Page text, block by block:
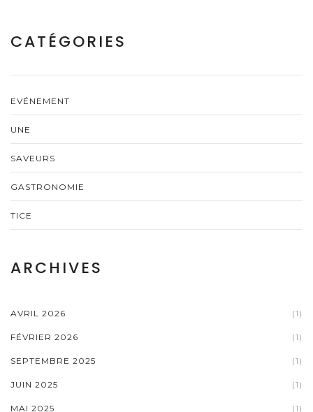
CATÉGORIES
EVÉNEMENT
UNE
SAVEURS
GASTRONOMIE
TICE
ARCHIVES
AVRIL 2026 (1)
FÉVRIER 2026 (1)
SEPTEMBRE 2025 (1)
JUIN 2025 (1)
MAI 2025 (1)